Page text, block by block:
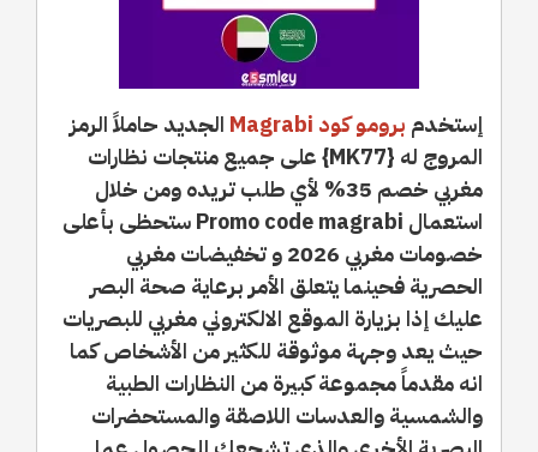
إستخدم برومو كود Magrabi
الجديد حاملاً الرمز
المروج له {MK77} على جميع منتجات نظارات
مغربي خصم 35% لأي طلب تريده ومن خلال
استعمال Promo code magrabi ستحظى بأعلى
خصومات مغربي 2026 و تخفيضات مغربي
الحصرية فحينما يتعلق الأمر برعاية صحة البصر
عليك إذا بزيارة الموقع الالكتروني مغربي للبصريات
حيث يعد وجهة موثوقة للكثير من الأشخاص كما
انه مقدماً مجموعة كبيرة من النظارات الطبية
والشمسية والعدسات اللاصقة والمستحضرات